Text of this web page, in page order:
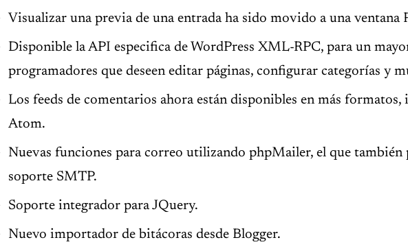
Visualizar una previa de una entrada ha sido movido a una ventana
Disponible la API especifica de WordPress XML-RPC, para un
programadores que deseen editar páginas, configurar categorías y
Los feeds de comentarios ahora están disponibles en más formatos,
Atom.
Nuevas funciones para correo utilizando phpMailer, el que también
soporte SMTP.
Soporte integrador para JQuery.
Nuevo importador de bitácoras desde Blogger.